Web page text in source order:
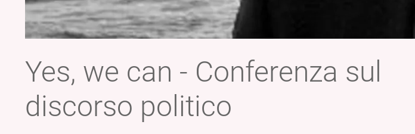
Yes, we can - Conferenza sul
discorso politico